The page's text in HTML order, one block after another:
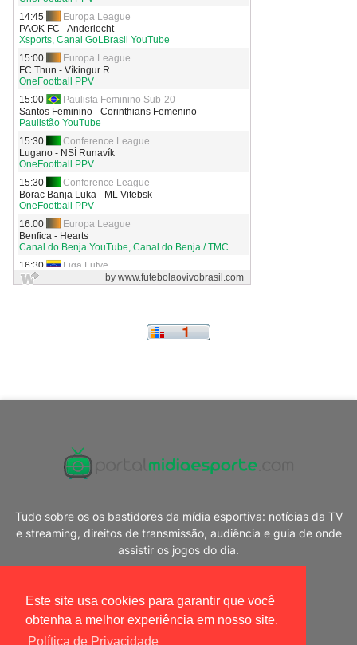
Este site usa cookies para garantir que você
obtenha a melhor experiência em nosso site.
Política de Privacidade
Tudo sobre os os bastidores da mídia esportiva: notícias da TV
e streaming, direitos de transmissão, audiência e guia de onde
assistir os jogos do dia.